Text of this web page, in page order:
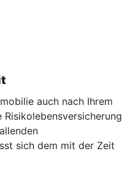
auch nach Ihrem
sich dem mit der Zeit